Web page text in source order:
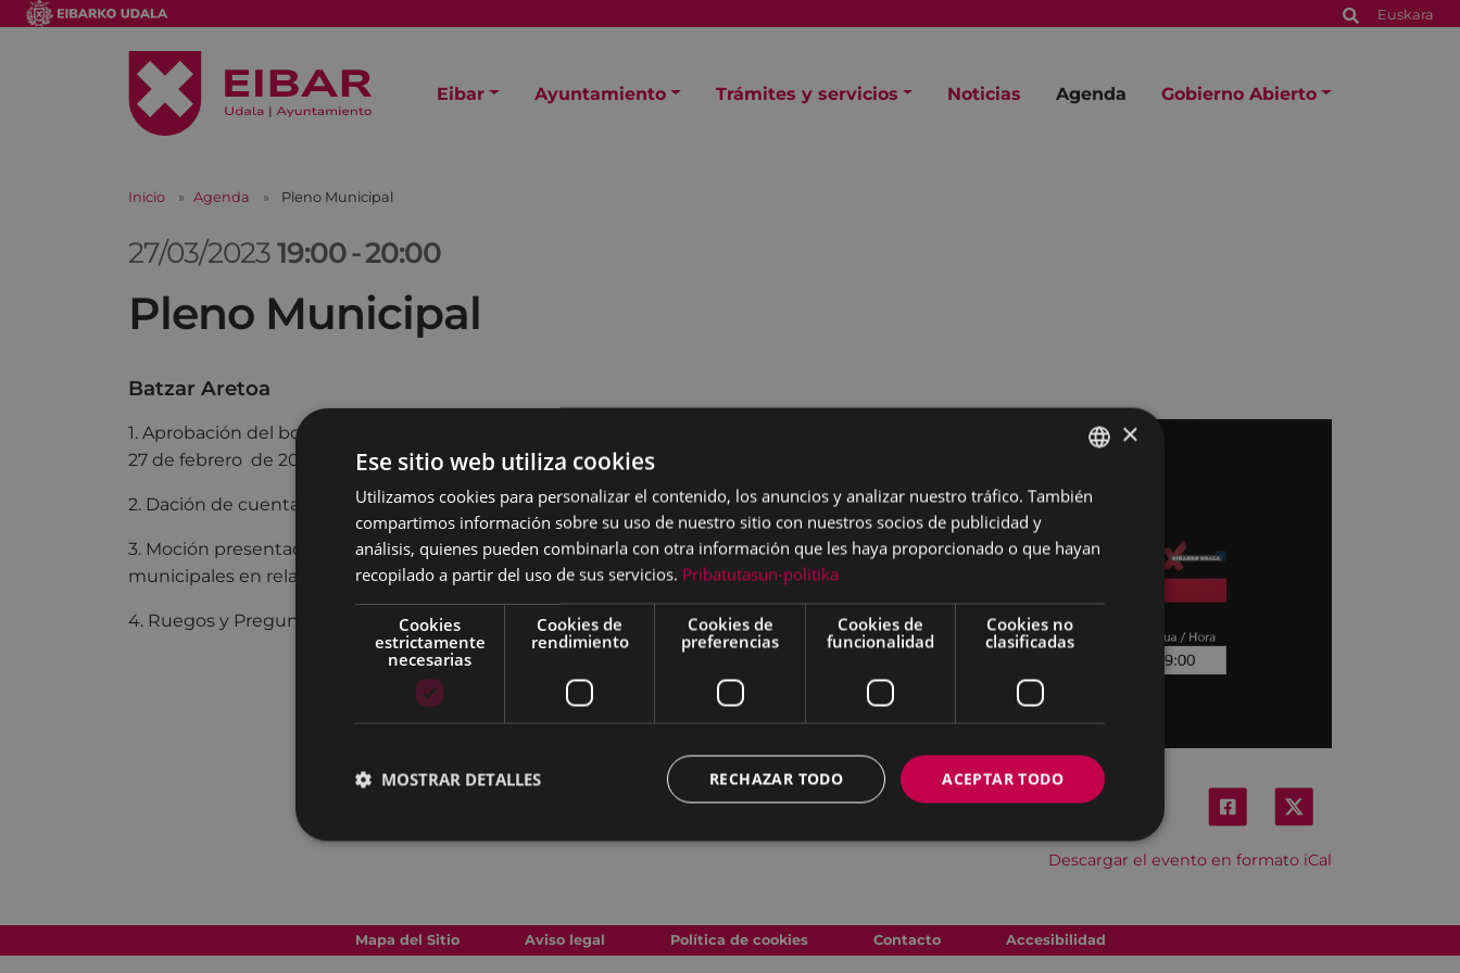
Euskara
Eibar Ayuntamiento Trámites y servicios Noticias Agenda Gobierno Abierto
Inicio Agenda Pleno Municipal
27/03/202319:00-20:00
Pleno Municipal
Batzar Aretoa
Descargar el evento en formato iCal
1. Aprobación del borrador de acta correspondiente a la sesión de
27 de febrero de 2023.
2. Dación de cuentas de resoluciones de Alcaldía.
3. Moción presentada por el Comité de Trabajadoras y Trabajadores
municipales en relación a la valoración de puestos de trabajo.
4. Ruegos y Preguntas.
Mapa del Sitio Aviso legal Política de cookies Contacto Accesibilidad
BASQUE
×
Ese sitio web utiliza cookies
Utilizamos cookies para personalizar el contenido, los anuncios y analizar nuestro tráfico. También
compartimos información sobre su uso de nuestro sitio con nuestros socios de publicidad y
análisis, quienes pueden combinarla con otra información que les haya proporcionado o que hayan
recopilado a partir del uso de sus servicios. Pribatutasun-politika
Cookies
estrictamente
necesarias
Cookies de
rendimiento
Cookies de
preferencias
Cookies de
funcionalidad
Cookies no
clasificadas
ACEPTAR TODO
RECHAZAR TODO
MOSTRAR DETALLES